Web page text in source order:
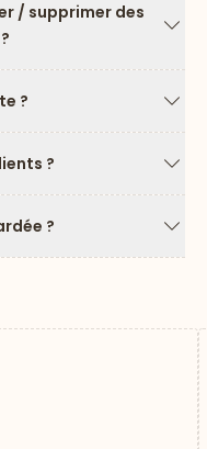
/ supprimer des
?
?
?